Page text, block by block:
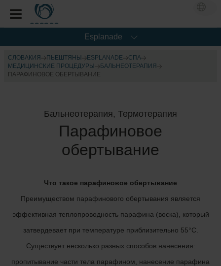
Esplanade
СЛОВАКИЯ ПЬЕШТЯНЫ ESPLANADE
CПА
МЕДИЦИНСКИЕ ПРОЦЕДУРЫ
БАЛЬНЕОТЕРАПИЯ
ПАРАФИНОВОЕ ОБЕРТЫВАНИЕ
Бальнеотерапия, Термотерапия
Парафиновое
обертывание
Что такое парафиновое обертывание
Преимуществом парафинового обертывания является
эффективная теплопроводность парафина (воска), который
затвердевает при температуре приблизительно 55°C.
Существует несколько разных способов нанесения:
пропитывание части тела парафином, нанесение парафина